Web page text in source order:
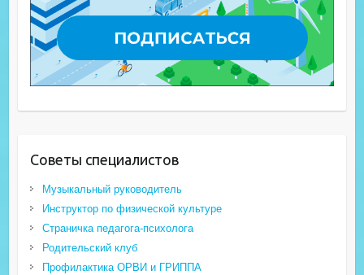
Советы специалистов
Музыкальный руководитель
Инструктор по физической культуре
Страничка педагога-психолога
Родительский клуб
Профилактика ОРВИ и ГРИППА